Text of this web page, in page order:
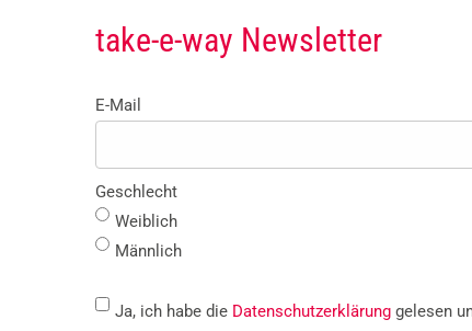
take-e-way Newsletter
E-Mail
Geschlecht
Weiblich
Männlich
Ja, ich habe die Datenschutzerklärung gelesen